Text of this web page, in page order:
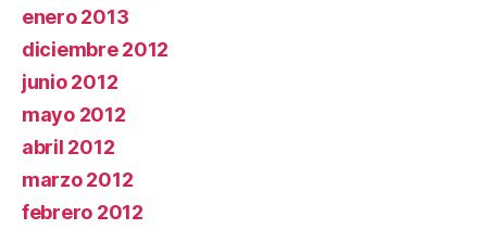
enero 2013
diciembre 2012
junio 2012
mayo 2012
abril 2012
marzo 2012
febrero 2012